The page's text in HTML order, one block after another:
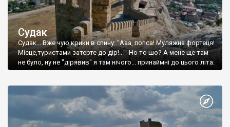
Судак
Судак... Вже чую крики в спину: "Ааа, попса! Муляжна фортеця!
Місце,туристами затерте до дір!..." Но то шо? А мене ще там
не було, ну не "дірявив" я там нічого... принаймні до цього літа.